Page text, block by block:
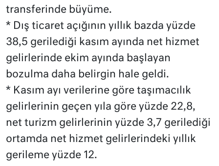
transferinde büyüme.
* Dış ticaret açığının yıllık bazda yüzde
38,5 gerilediği kasım ayında net hizmet
gelirlerinde ekim ayında başlayan
bozulma daha belirgin hale geldi.
* Kasım ayı verilerine göre taşımacılık
gelirlerinin geçen yıla göre yüzde 22,8,
net turizm gelirlerinin yüzde 3,7 gerilediği
ortamda net hizmet gelirlerindeki yıllık
gerileme yüzde 12.